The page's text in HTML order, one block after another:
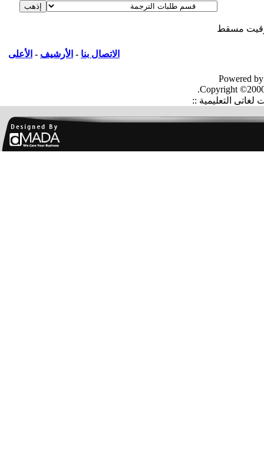
مسقط
الاتصال بنا-الأرشيف-الأعلى
Powered
Copyright
التعليمية ::